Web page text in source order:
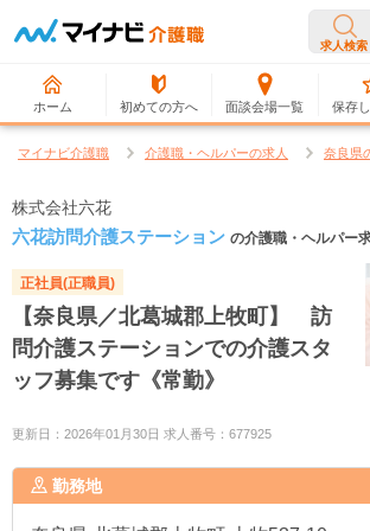
求人検索
ホーム 初めての方へ 面談会場一覧 保存
マイナビ介護職 介護職・ヘルパーの求人 奈良県
株式会社六花
六花訪問介護ステーション の介護職・ヘルパー
正社員(正職員)
【奈良県／北葛城郡上牧町】 訪
問介護ステーションでの介護スタ
ッフ募集です《常勤》
更新日：2026年01月30日 求人番号：677925
勤務地